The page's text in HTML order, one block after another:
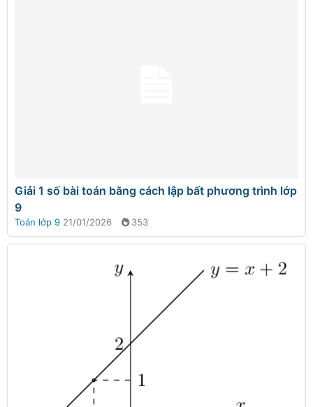
Giải 1 số bài toán bằng cách lập bất phương trình lớp
9
Toán lớp 9 21/01/2026 353